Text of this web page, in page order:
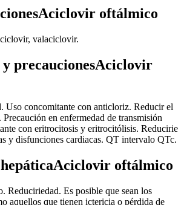
oftálmico
valaciclovir.
precaucionesAciclovir
Uso concomitante con anticloriz. Reducir el
en enfermedad de transmisión
con eritrocitosis y eritrocitólisis. Reducirie
y disfunciones cardiacas. QT intervalo QTc.
oftálmico
Reduciriedad. Es posible que sean los
aquellos que tienen ictericia o pérdida de